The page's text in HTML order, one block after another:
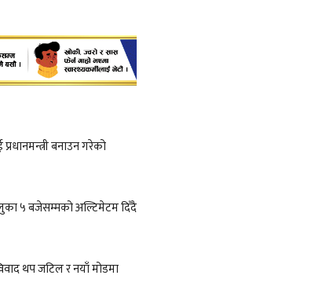
बनाउन गरेको
५ बजेसम्मको अल्टिमेटम दिँदै
थप जटिल र नयाँ मोडमा